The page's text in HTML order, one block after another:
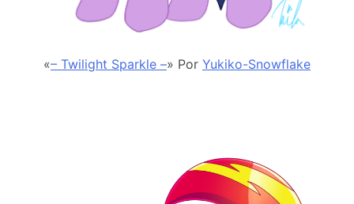
«– Twilight Sparkle –» Por Yukiko-Snowflake